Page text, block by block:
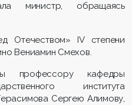
министр, обращаясь
Отечеством» IV степени
Вениамин Смехов.
профессору кафедры
института
Сергею Алимову,